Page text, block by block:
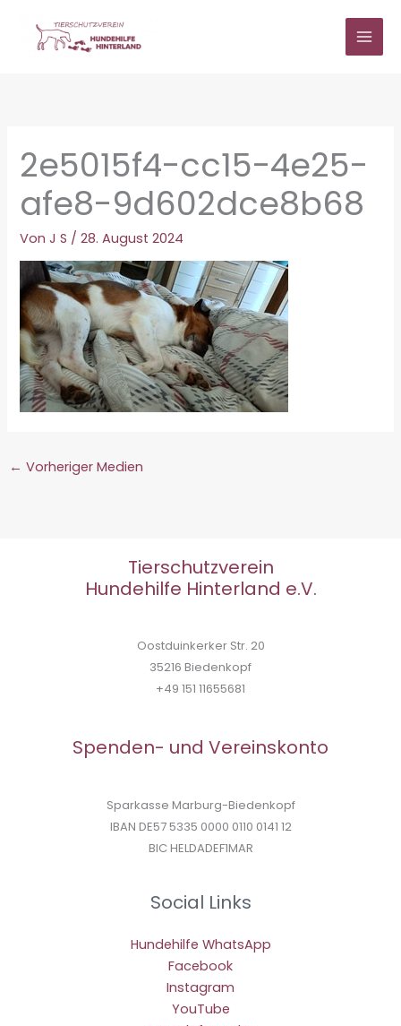
springen
2e5015f4-cc15-4e25-
afe8-9d602dce8b68
VonJ S /28. August 2024
← Vorheriger Medien
Tierschutzverein
Hundehilfe Hinterland e.V.
Oostduinkerker Str. 20
35216 Biedenkopf
+49 151 11655681
Spenden- und Vereinskonto
Sparkasse Marburg-Biedenkopf
IBAN DE57 5335 0000 0110 0141 12
BIC HELDADEF1MAR
Social Links
Hundehilfe WhatsApp
Facebook
Instagram
YouTube